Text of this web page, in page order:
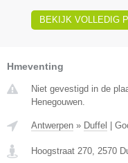
BEKIJK VOLLEDIG
Hmeventing
Niet gevestigd in de
Henegouwen.
Antwerpen » Duffel
Hoogstraat 270, 2570